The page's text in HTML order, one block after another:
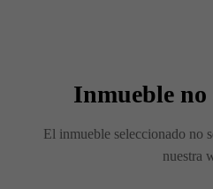
Inmueble
El inmueble seleccionado no
nuestra